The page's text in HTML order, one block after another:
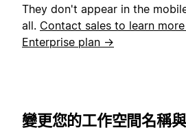
They don't appear in the
all. Contact sales to learn
Enterprise plan →
變更您的工作空間名稱